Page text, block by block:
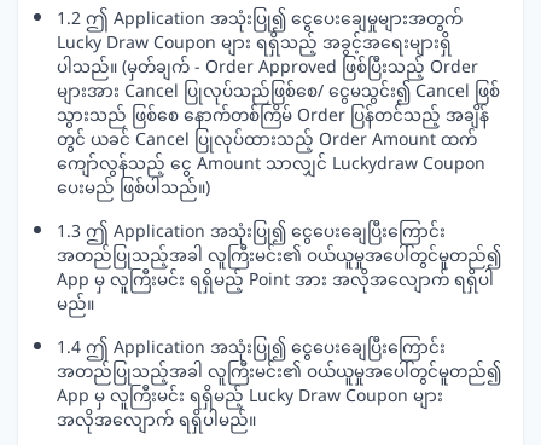
1.2 ဤ Application အသုံးပြု၍ ငွေပေးချေမှုများအတွက်
Lucky Draw Coupon များ ရရှိသည့် အခွင့်အရေးများရှိ
ပါသည်။ (မှတ်ချက် - Order Approved ဖြစ်ပြီးသည့် Order
များအား Cancel ပြုလုပ်သည်ဖြစ်စေ/ ငွေမသွင်း၍ Cancel ဖြစ်
သွားသည် ဖြစ်စေ နောက်တစ်ကြိမ် Order ပြန်တင်သည့် အချိန်
တွင် ယခင် Cancel ပြုလုပ်ထားသည့် Order Amount ထက်
ကျော်လွန်သည့် ငွေ Amount သာလျှင် Luckydraw Coupon
ပေးမည် ဖြစ်ပါသည်။)
1.3 ဤ Application အသုံးပြု၍ ငွေပေးချေပြီးကြောင်း
အတည်ပြုသည့်အခါ လူကြီးမင်း၏ ဝယ်ယူမှုအပေါ်တွင်မူတည်၍
App မှ လူကြီးမင်း ရရှိမည့် Point အား အလိုအလျောက် ရရှိပါ
မည်။
1.4 ဤ Application အသုံးပြု၍ ငွေပေးချေပြီးကြောင်း
အတည်ပြုသည့်အခါ လူကြီးမင်း၏ ဝယ်ယူမှုအပေါ်တွင်မူတည်၍
App မှ လူကြီးမင်း ရရှိမည့် Lucky Draw Coupon များ
အလိုအလျောက် ရရှိပါမည်။